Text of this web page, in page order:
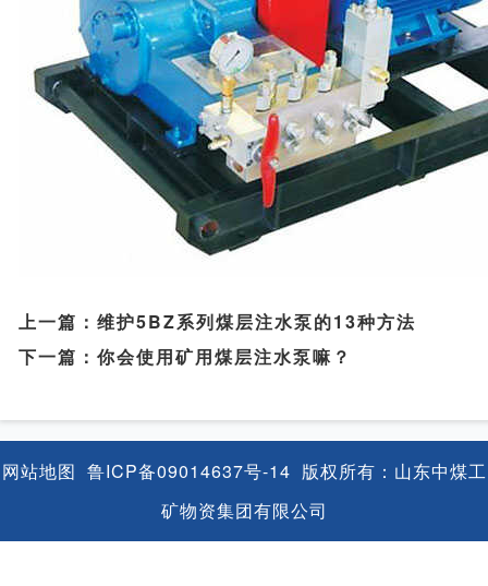
上一篇： 维护5BZ系列煤层注水泵的13种方法
下一篇： 你会使用矿用煤层注水泵嘛？
网站地图 鲁ICP备09014637号-14 版权所有：山东中煤工
矿物资集团有限公司